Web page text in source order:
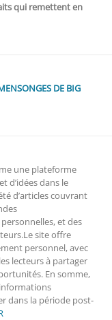
qui remettent en
DE BIG
une plateforme
d’idées dans le
d’articles couvrant
et des
site offre
personnel, avec
lecteurs à partager
En somme,
dans la période post-